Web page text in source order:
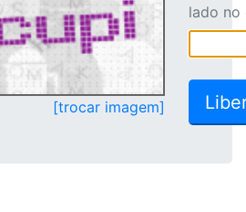
[trocar imagem]
lado no